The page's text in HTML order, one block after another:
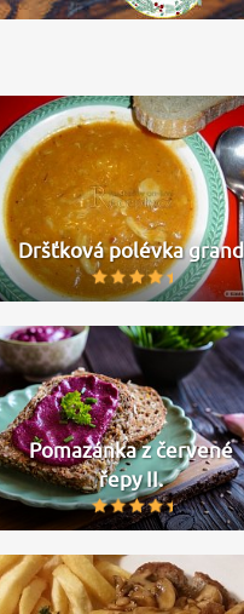
Dršťková polévka grand
Pomazánka z červené
řepy II.